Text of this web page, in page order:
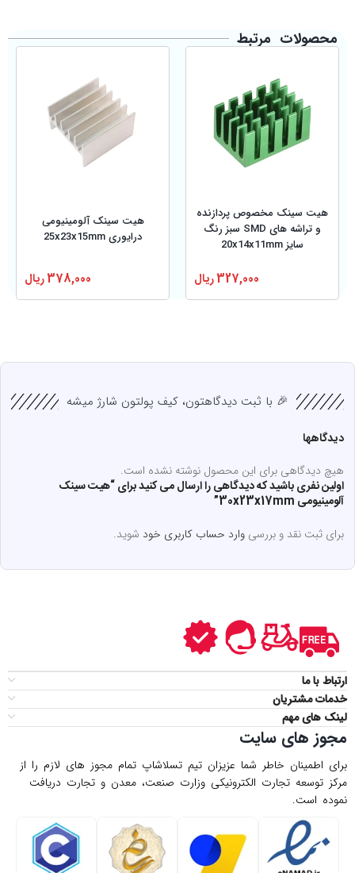
محصولات مرتبط
هیت سینک مخصوص پردازنده
و تراشه های SMD سبز رنگ
سایز 20x14x11mm
327,000ریال
هیت سینک آلومینیومی
درایوری 25x23x15mm
378,000ریال
🎉 با ثبت دیدگاهتون، کیف پولتون شارژ میشه
دیدگاهها
هیچ دیدگاهی برای این محصول نوشته نشده است.
اولین نفری باشید که دیدگاهی را ارسال می کنید برای “هیت سینک
آلومینیومی 30x23x17mm”
برای ثبت نقد و بررسیوارد حساب کاربری خود شوید.
ارتباط با ما
خدمات مشتریان
لینک های مهم
مجوز های سایت
برای اطمینان خاطر شما عزیزان تیم تسلاشاپ تمام مجوز های لازم را از
مركز توسعه تجارت الكترونیكی وزارت صنعت، معدن و تجارت دریافت
نموده است.